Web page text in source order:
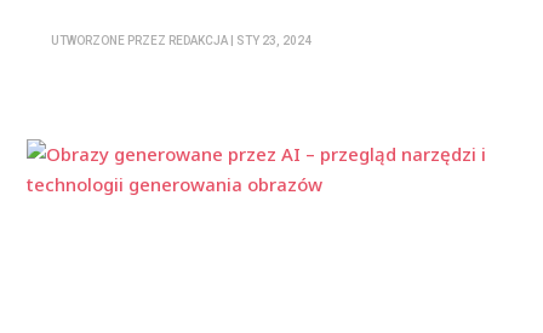
UTWORZONE PRZEZ REDAKCJA STY 23, 2024